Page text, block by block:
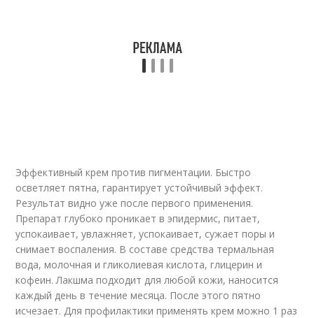
Эффективный крем против пигментации. Быстро
осветляет пятна, гарантирует устойчивый эффект.
Результат видно уже после первого применения.
Препарат глубоко проникает в эпидермис, питает,
успокаивает, увлажняет, успокаивает, сужает поры и
снимает воспаления. В составе средства термальная
вода, молочная и гликолиевая кислота, глицерин и
кофеин. Лакшма подходит для любой кожи, наносится
каждый день в течение месяца. После этого пятно
исчезает. Для профилактики применять крем можно 1 раз